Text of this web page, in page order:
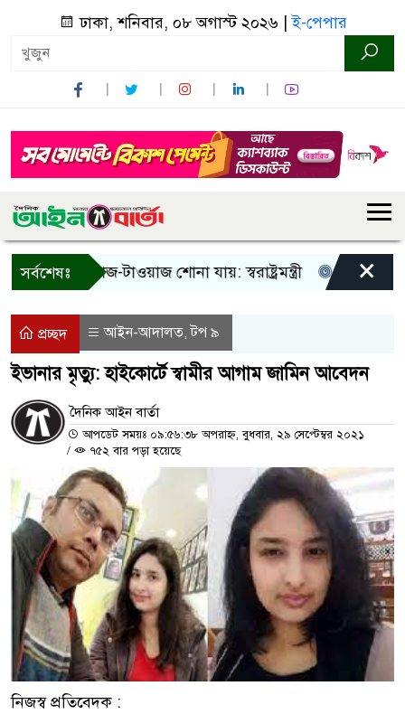
ঢাকা, শনিবার, ০৮ অগাস্ট ২০২৬ |ই-পেপার
সর্বশেষঃ
শুধু আওয়াজ-টাওয়াজ শোনা যায়: স্বরাষ্ট্রমন্ত্রী তিন দিনের
×
প্রচ্ছদ আইন-আদালত,টপ ৯
ইভানার মৃত্যু: হাইকোর্টে স্বামীর আগাম জামিন আবেদন
দৈনিক আইন বার্তা
আপডেট সময়ঃ ০৯:৫৬:৩৮ অপরাহ্ন, বুধবার, ২৯ সেপ্টেম্বর ২০২১
/
৭৫২ বার পড়া হয়েছে
নিজস্ব প্রতিবেদক :